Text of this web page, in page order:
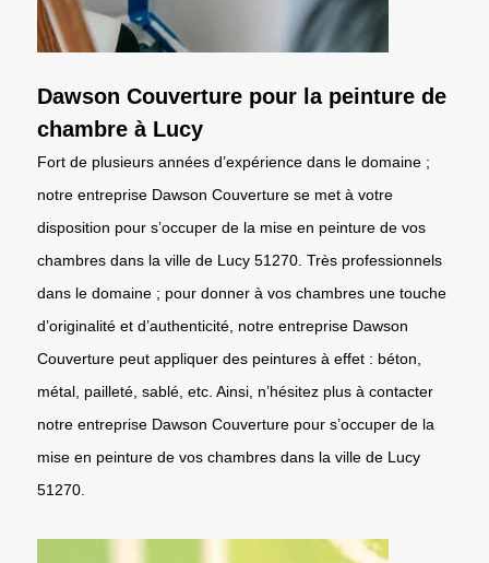
Dawson Couverture pour la peinture de
chambre à Lucy
Fort de plusieurs années d’expérience dans le domaine ;
notre entreprise Dawson Couverture se met à votre
disposition pour s’occuper de la mise en peinture de vos
chambres dans la ville de Lucy 51270. Très professionnels
dans le domaine ; pour donner à vos chambres une touche
d’originalité et d’authenticité, notre entreprise Dawson
Couverture peut appliquer des peintures à effet : béton,
métal, pailleté, sablé, etc. Ainsi, n’hésitez plus à contacter
notre entreprise Dawson Couverture pour s’occuper de la
mise en peinture de vos chambres dans la ville de Lucy
51270.